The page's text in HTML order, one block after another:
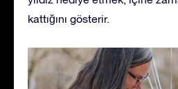
kattığını gösterir.